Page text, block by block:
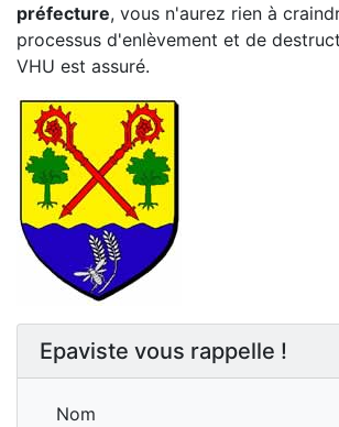
préfecture, vous n'aurez rien à
processus d'enlèvement et de
VHU est assuré.
Epaviste vous rappelle !
Nom
Nom